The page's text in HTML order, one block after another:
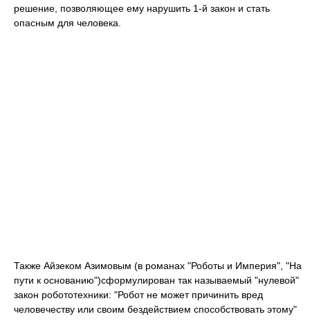
решение, позволяющее ему нарушить 1-й закон и стать
опасным для человека.
Также Айзеком Азимовым (в романах "Роботы и Империя", "На
пути к основанию")сформулирован так называемый "нулевой"
закон робототехники: "Робот не может причинить вред
человечеству или своим бездействием способствовать этому"